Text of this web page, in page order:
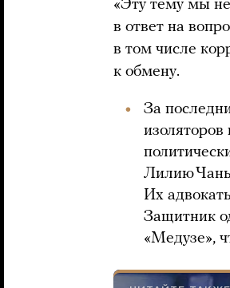
«Эту тему мы
в ответ на
в том числе
к обмену.
За
Лилию
Их
Защитник
«Медузе»,